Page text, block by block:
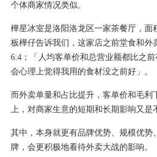
个体商家情况类似。
樺星冰室是洛阳洛龙区一家茶餐厅，面
板樺仔告诉我们，这家店之前堂食和外
6:4；「人均客单价和总营业额都比之
会心理上觉得我用的食材没之前好」。
而外卖单量和占比提升，客单价和毛利
上，对商家生意的短期和长期影响又是
其中，本身就更有品牌优势、规模优势
牌，会更积极地看待外卖大战的影响。